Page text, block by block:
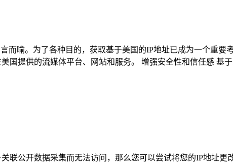
而喻。为了各种目的，获取基于美国的IP地址已成为一个重要
国提供的流媒体平台、网站和服务。 增强安全性和信任感 基
联公开数据采集而无法访问，那么您可以尝试将您的IP地址